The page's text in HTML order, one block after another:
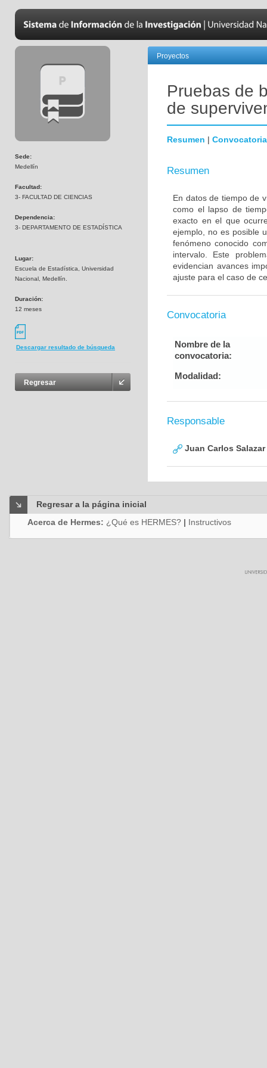
Sede:
Medellín
Facultad:
3- FACULTAD DE CIENCIAS
Dependencia:
3- DEPARTAMENTO DE ESTADÍSTICA
Lugar:
Escuela de Estadística, Universidad
Nacional, Medellín.
Duración:
12 meses
Descargar resultado de búsqueda
Regresar
Proyectos
Pruebas de
de
Resumen | Convocatoria
Resumen
En datos de tiempo de
como el lapso de
exacto en el que
ejemplo, no es posible
fenómeno conocido
intervalo. Este
evidencian avances
ajuste para el caso de
Convocatoria
Nombre de la
convocatoria:
Modalidad:
Responsable
Juan Carlos
Regresar a la página inicial
Acerca de Hermes: ¿Qué es HERMES? | Instructivos